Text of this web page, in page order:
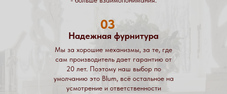
03
Надежная фурнитура
Мы за хорошие механизмы, за те, где
сам производитель дает гарантию от
20 лет. Поэтому наш выбор по
умолчанию это Blum, всё остальное на
усмотрение и ответственности